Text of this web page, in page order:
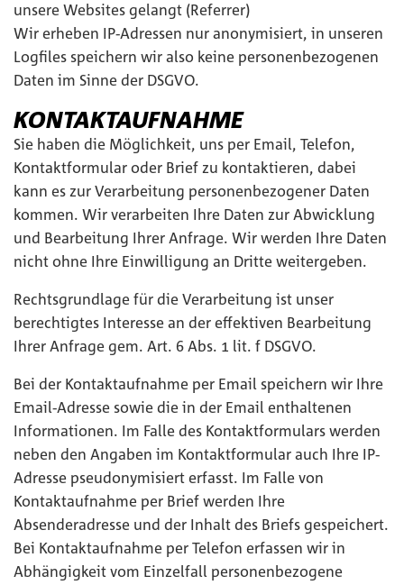
unsere Websites gelangt (Referrer)
Wir erheben IP-Adressen nur anonymisiert, in unseren
Logfiles speichern wir also keine personenbezogenen
Daten im Sinne der DSGVO.
KONTAKTAUFNAHME
Sie haben die Möglichkeit, uns per Email, Telefon,
Kontaktformular oder Brief zu kontaktieren, dabei
kann es zur Verarbeitung personenbezogener Daten
kommen. Wir verarbeiten Ihre Daten zur Abwicklung
und Bearbeitung Ihrer Anfrage. Wir werden Ihre Daten
nicht ohne Ihre Einwilligung an Dritte weitergeben.
Rechtsgrundlage für die Verarbeitung ist unser
berechtigtes Interesse an der effektiven Bearbeitung
Ihrer Anfrage gem. Art. 6 Abs. 1 lit. f DSGVO.
Bei der Kontaktaufnahme per Email speichern wir Ihre
Email-Adresse sowie die in der Email enthaltenen
Informationen. Im Falle des Kontaktformulars werden
neben den Angaben im Kontaktformular auch Ihre IP-
Adresse pseudonymisiert erfasst. Im Falle von
Kontaktaufnahme per Brief werden Ihre
Absenderadresse und der Inhalt des Briefs gespeichert.
Bei Kontaktaufnahme per Telefon erfassen wir in
Abhängigkeit vom Einzelfall personenbezogene